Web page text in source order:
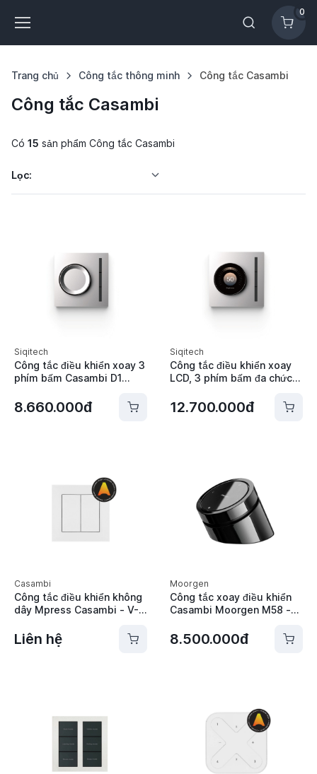
0
Trang chủ Công tắc thông minh Công tắc Casambi
Công tắc Casambi
Có 15 sản phẩm Công tắc Casambi
Lọc:
Siqitech
Công tắc điều khiển xoay 3
phím bấm Casambi D1
8.660.000đ
Siqitech
Công tắc điều khiển xoay
LCD, 3 phím bấm đa chức
- XD1PN3L
12.700.000đ
Casambi
Công tắc điều khiển không
dây Mpress Casambi - V-
Liên hệ
Moorgen
Công tắc xoay điều khiển
Casambi Moorgen M58 -
8.500.000đ